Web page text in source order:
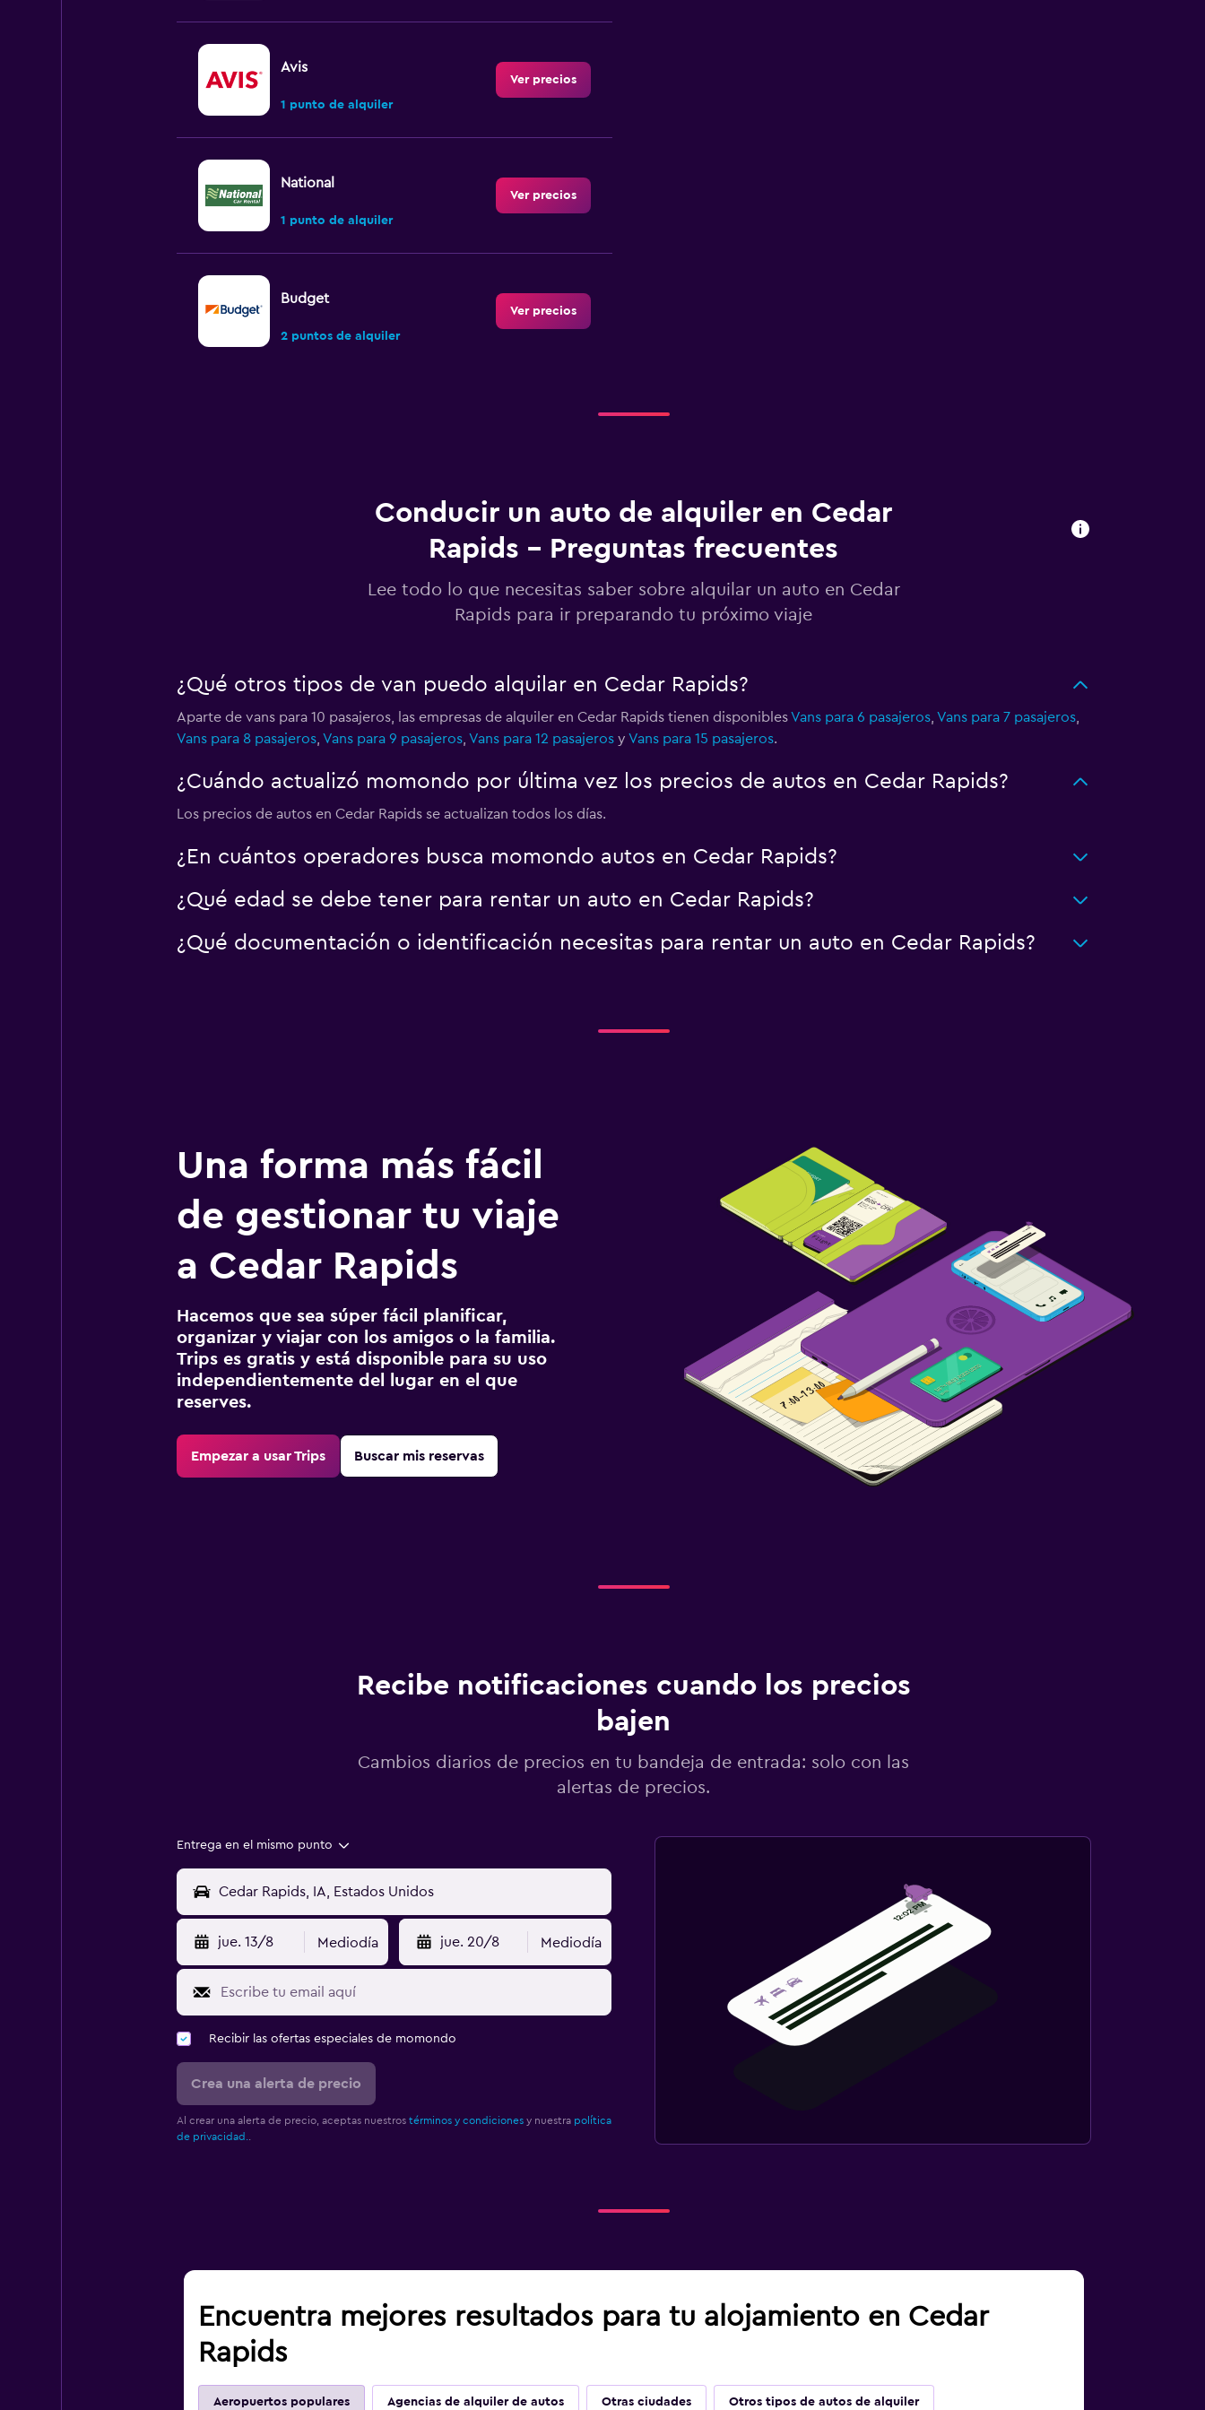
Avis
1 punto de alquiler
Ver precios
National
1 punto de alquiler
Ver precios
Budget
2 puntos de alquiler
Ver precios
Ver precios
2 puntos de alquiler
Ver precios
Conducir un auto de alquiler en Cedar
Rapids - Preguntas frecuentes
Lee todo lo que necesitas saber sobre alquilar un auto en Cedar
Rapids para ir preparando tu próximo viaje
¿Qué otros tipos de van puedo alquilar en Cedar Rapids?
Aparte de vans para 10 pasajeros, las empresas de alquiler en Cedar Rapids tienen disponiblesVans para 6 pasajeros, Vans para 7 pasajeros,
Vans para 8 pasajeros, Vans para 9 pasajeros, Vans para 12 pasajerosy Vans para 15 pasajeros.
¿Cuándo actualizó momondo por última vez los precios de autos en Cedar Rapids?
Los precios de autos en Cedar Rapids se actualizan todos los días.
¿En cuántos operadores busca momondo autos en Cedar Rapids?
¿Qué edad se debe tener para rentar un auto en Cedar Rapids?
¿Qué documentación o identificación necesitas para rentar un auto en Cedar Rapids?
Una forma más fácil
de gestionar tu viaje
a Cedar Rapids
Hacemos que sea súper fácil planificar,
organizar y viajar con los amigos o la familia.
Trips es gratis y está disponible para su uso
independientemente del lugar en el que
reserves.
Empezar a usar Trips Buscar mis reservas
Recibe notificaciones cuando los precios
bajen
Cambios diarios de precios en tu bandeja de entrada: solo con las
alertas de precios.
Entrega en el mismo punto
jue. 13/8 Mediodía jue. 20/8 Mediodía
Recibir las ofertas especiales de momondo
Crea una alerta de precio
Al crear una alerta de precio, aceptas nuestros términos y condicionesy nuestra política
de privacidad.
Encuentra mejores resultados para tu alojamiento en Cedar
Rapids
Aeropuertos populares Agencias de alquiler de autos Otras ciudades Otros tipos de autos de alquiler